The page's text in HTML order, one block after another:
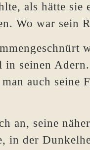
als hätte sie
Wo war sein
seinen
auch seine
an, seine
in der